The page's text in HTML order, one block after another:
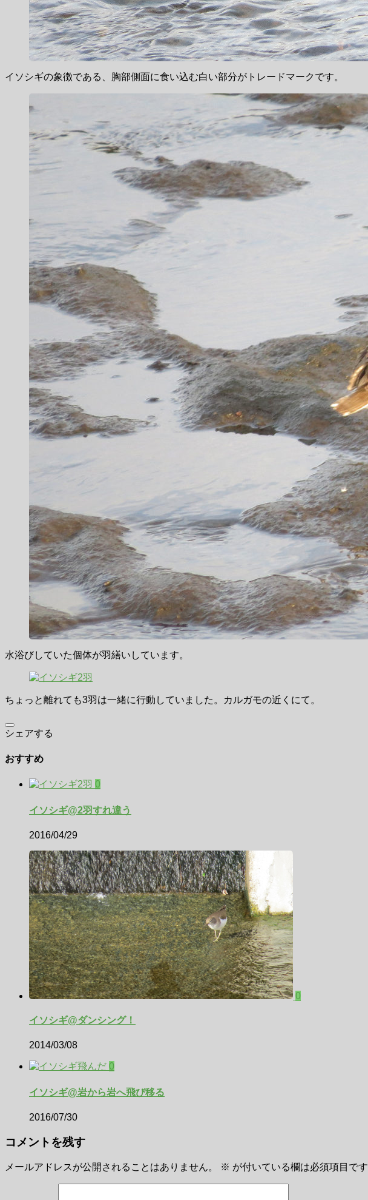
イソシギの象徴である、胸部側面に食い込む白い部分がトレードマークです。
水浴びしていた個体が羽繕いしています。
ちょっと離れても3羽は一緒に行動していました。カルガモの近くにて。
シェアする
おすすめ
0
イソシギ@2羽すれ違う
2016/04/29
0
イソシギ@ダンシング！
2014/03/08
0
イソシギ@岩から岩へ飛び移る
2016/07/30
コメントを残す
メールアドレスが公開されることはありません。 ※ が付いている欄は必須項目です